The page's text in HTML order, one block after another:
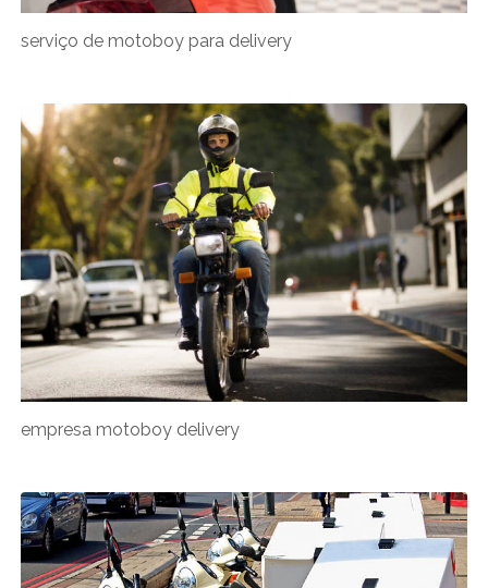
serviço de motoboy para delivery
empresa motoboy delivery